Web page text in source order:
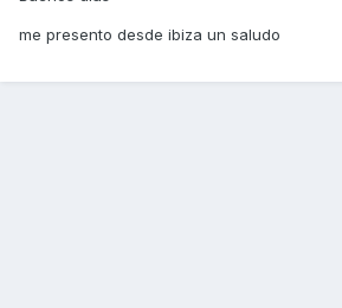
me presento desde ibiza un saludo